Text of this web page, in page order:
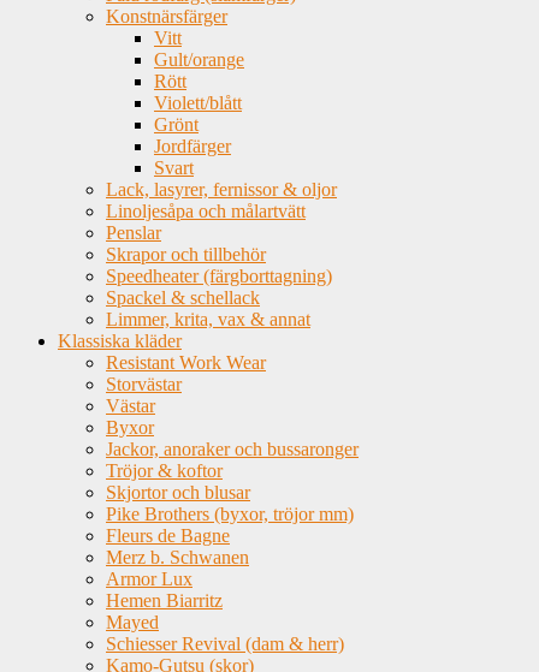
Konstnärsfärger
Vitt
Gult/orange
Rött
Violett/blått
Grönt
Jordfärger
Svart
Lack, lasyrer, fernissor & oljor
Linoljesåpa och målartvätt
Penslar
Skrapor och tillbehör
Speedheater (färgborttagning)
Spackel & schellack
Limmer, krita, vax & annat
Klassiska kläder
Resistant Work Wear
Storvästar
Västar
Byxor
Jackor, anoraker och bussaronger
Tröjor & koftor
Skjortor och blusar
Pike Brothers (byxor, tröjor mm)
Fleurs de Bagne
Merz b. Schwanen
Armor Lux
Hemen Biarritz
Mayed
Schiesser Revival (dam & herr)
Kamo-Gutsu (skor)